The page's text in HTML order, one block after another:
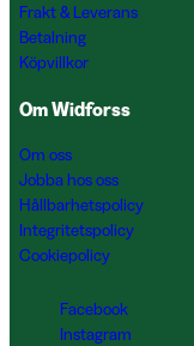
Frakt & Leverans
Betalning
Köpvillkor
Om Widforss
Om oss
Jobba hos oss
Hållbarhetspolicy
Integritetspolicy
Cookiepolicy
Facebook
Instagram